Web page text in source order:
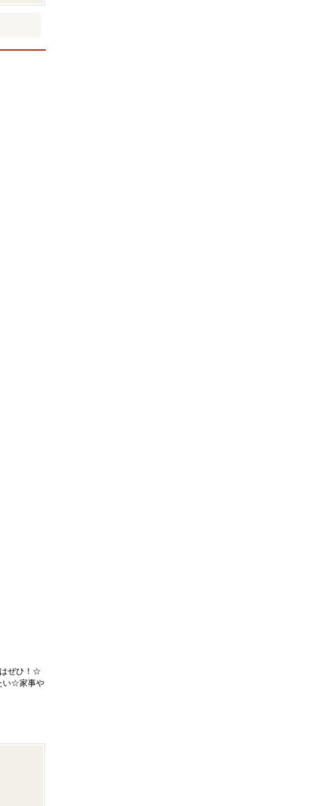
ぜひ！☆
い☆家事や